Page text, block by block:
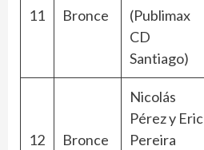
11 Bronce
(Publimax
CD
Santiago)
12 Bronce
Nicolás
Pérez y Eric
Pereira